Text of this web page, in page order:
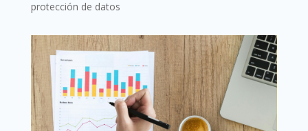
protección de datos